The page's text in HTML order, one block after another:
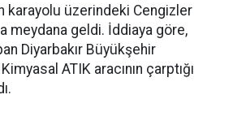
karayolu üzerindeki Cengizler
meydana geldi. İddiaya göre,
Diyarbakır Büyükşehir
ATIK aracının çarptığı